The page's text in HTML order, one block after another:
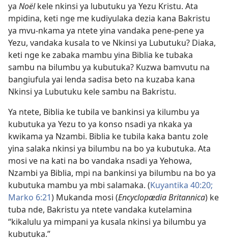
ya Noëlkele nkinsi ya lubutuku ya Yezu Kristu. Ata
mpidina, keti nge me kudiyulaka dezia kana Bakristu
ya mvu-nkama ya ntete yina vandaka pene-pene ya
Yezu, vandaka kusala to ve Nkinsi ya Lubutuku? Diaka,
keti nge ke zabaka mambu yina Biblia ke tubaka
sambu na bilumbu ya kubutuka? Kuzwa bamvutu na
bangiufula yai lenda sadisa beto na kuzaba kana
Nkinsi ya Lubutuku kele sambu na Bakristu.
Ya ntete, Biblia ke tubila ve bankinsi ya kilumbu ya
kubutuka ya Yezu to ya konso nsadi ya nkaka ya
kwikama ya Nzambi. Biblia ke tubila kaka bantu zole
yina salaka nkinsi ya bilumbu na bo ya kubutuka. Ata
mosi ve na kati na bo vandaka nsadi ya Yehowa,
Nzambi ya Biblia, mpi na bankinsi ya bilumbu na bo ya
kubutuka mambu ya mbi salamaka. (Kuyantika 40:20;
Marko 6:21) Mukanda mosi (Encyclopædia Britannica) ke
tuba nde, Bakristu ya ntete vandaka kutelamina
“kikalulu ya mimpani ya kusala nkinsi ya bilumbu ya
kubutuka.”